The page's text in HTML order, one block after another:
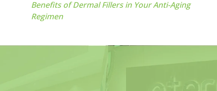
Benefits of Dermal Fillers in Your Anti-Aging
Regimen